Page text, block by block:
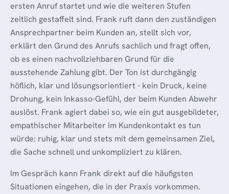
ersten Anruf startet und wie die weiteren Stufen
zeitlich gestaffelt sind. Frank ruft dann den zuständigen
Ansprechpartner beim Kunden an, stellt sich vor,
erklärt den Grund des Anrufs sachlich und fragt offen,
ob es einen nachvollziehbaren Grund für die
ausstehende Zahlung gibt. Der Ton ist durchgängig
höflich, klar und lösungsorientiert - kein Druck, keine
Drohung, kein Inkasso-Gefühl, der beim Kunden Abwehr
auslöst. Frank agiert dabei so, wie ein gut ausgebildeter,
empathischer Mitarbeiter im Kundenkontakt es tun
würde: ruhig, klar und stets mit dem gemeinsamen Ziel,
die Sache schnell und unkompliziert zu klären.
Im Gespräch kann Frank direkt auf die häufigsten
Situationen eingehen, die in der Praxis vorkommen.